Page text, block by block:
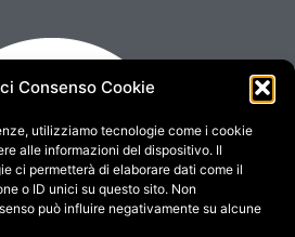
Consenso Cookie
utilizziamo tecnologie come i cookie
alle informazioni del dispositivo. Il
ci permetterà di elaborare dati come il
o ID unici su questo sito. Non
può influire negativamente su alcune